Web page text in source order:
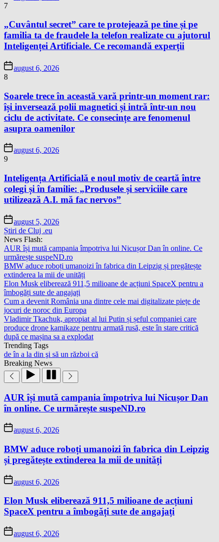
7
„Cuvântul secret” care te protejează pe tine și pe
familia ta de fraudele la telefon realizate cu ajutorul
Inteligenței Artificiale. Ce recomandă experții
august 6, 2026
8
Soarele trece în această vară printr-un moment rar:
își inversează polii magnetici și intră într-un nou
ciclu de activitate. Ce consecințe are fenomenul
asupra oamenilor
august 6, 2026
9
Inteligența Artificială e noul motiv de ceartă între
colegi și în familie: „Produsele și serviciile care
utilizează A.I. mă fac nervos”
august 5, 2026
Știri de Cluj .eu
News Flash:
AUR își mută campania împotriva lui Nicușor Dan în online. Ce
urmărește suspeND.ro
BMW aduce roboți umanoizi în fabrica din Leipzig și pregătește
extinderea la mii de unități
Elon Musk eliberează 911,5 milioane de acțiuni SpaceX pentru a
îmbogăți sute de angajați
Cum a devenit România una dintre cele mai digitalizate piețe de
jocuri de noroc din Europa
Vladimir Tkachuk, apropiat al lui Putin și șeful companiei care
produce drone kamikaze pentru armată rusă, este în stare critică
după ce mașina sa a explodat
Trending Tags
de în a la din şi să un război că
Breaking News
AUR își mută campania împotriva lui Nicușor Dan
în online. Ce urmărește suspeND.ro
august 6, 2026
BMW aduce roboți umanoizi în fabrica din Leipzig
și pregătește extinderea la mii de unități
august 6, 2026
Elon Musk eliberează 911,5 milioane de acțiuni
SpaceX pentru a îmbogăți sute de angajați
august 6, 2026